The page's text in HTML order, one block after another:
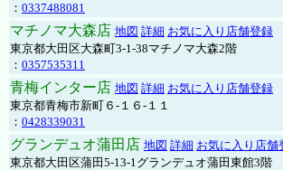
： 0337488081
マチノマ大森店 地図 詳細 お気に入り店舗登録
東京都大田区大森町3-1-38マチノマ大森2階
： 0357535311
青梅インター店 地図 詳細 お気に入り店舗登録
東京都青梅市新町６-１６-１１
： 0428339031
グランデュオ蒲田店 地図 詳細 お気に入り店舗
東京都大田区蒲田5-13-1グランデュオ蒲田東館3階